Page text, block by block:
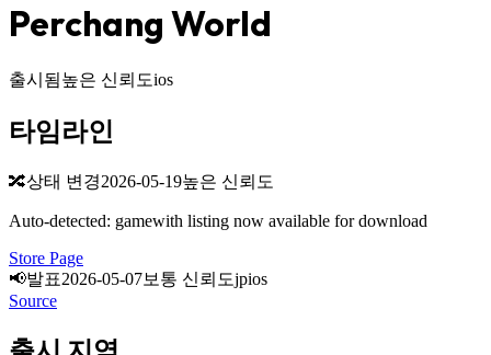
Perchang World
출시됨높은 신뢰도ios
타임라인
🔀상태 변경2026-05-19높은 신뢰도
Auto-detected: gamewith listing now available for download
Store Page
📢발표2026-05-07보통 신뢰도jpios
Source